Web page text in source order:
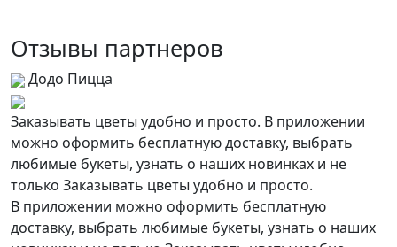
Отзывы партнеров
Додо Пицца
Заказывать цветы удобно и просто. В приложении
можно оформить бесплатную доставку, выбрать
любимые букеты, узнать о наших новинках и не
только Заказывать цветы удобно и просто.
В приложении можно оформить бесплатную
доставку, выбрать любимые букеты, узнать о наших